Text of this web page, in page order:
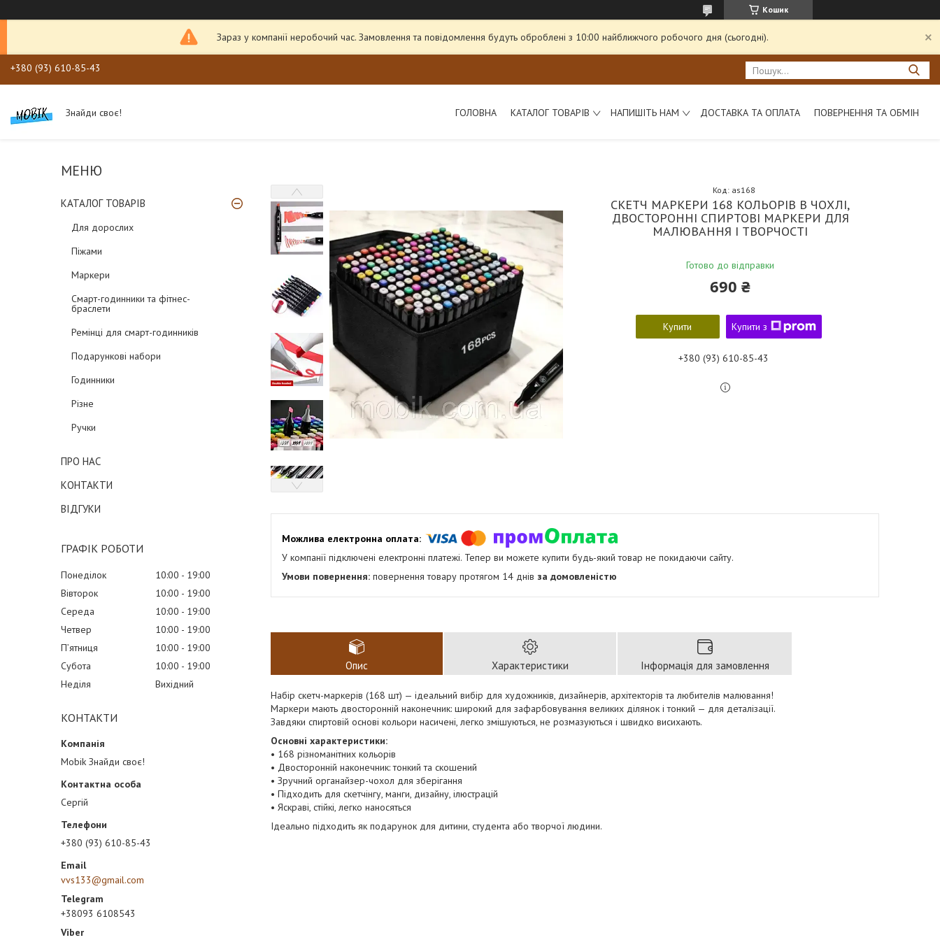
Кошик
Зараз у компанії неробочий час. Замовлення та повідомлення будуть оброблені з 10:00 найближчого робочого дня (сьогодні).
+380 (93) 610-85-43
Знайди своє! ГОЛОВНА КАТАЛОГ ТОВАРІВ НАПИШІТЬ НАМ ДОСТАВКА ТА ОПЛАТА ПОВЕРНЕННЯ ТА ОБМІН
КАТАЛОГ ТОВАРІВ
Для дорослих
Піжами
Маркери
Смарт-годинники та фітнес-
браслети
Ремінці для смарт-годинників
Подарункові набори
Годинники
Різне
Ручки
ПРО НАС
КОНТАКТИ
ВІДГУКИ
ГРАФІК РОБОТИ
Понеділок 10:00
19:00
Вівторок
10:00
19:00
Середа
10:00
19:00
Четвер
10:00
19:00
Пʼятниця
10:00
19:00
Субота
10:00
19:00
Неділя
Вихідний
КОНТАКТИ
Mobik Знайди своє!
Сергій
+380 (93) 610-85-43
vvs133@gmail.com
+38093 6108543
СКЕТЧ МАРКЕРИ 168 КОЛЬОРІВ В ЧОХЛІ,
ДВОСТОРОННІ СПИРТОВІ МАРКЕРИ ДЛЯ
МАЛЮВАННЯ І ТВОРЧОСТІ
Готово до відправки
Код: as168
690 ₴
Купити Купити з
+380 (93) 610-85-43
У компанії підключені електронні платежі. Тепер ви можете купити будь-який товар не покидаючи сайту.
повернення товару протягом 14 днів за домовленістю
Опис Характеристики Інформація для замовлення
Набір скетч-маркерів (168 шт) — ідеальний вибір для художників, дизайнерів, архітекторів та любителів малювання!
Маркери мають двосторонній наконечник: широкий для зафарбовування великих ділянок і тонкий — для деталізації.
Завдяки спиртовій основі кольори насичені, легко змішуються, не розмазуються і швидко висихають.
Основні характеристики:
• 168 різноманітних кольорів
• Двосторонній наконечник: тонкий та скошений
• Зручний органайзер-чохол для зберігання
• Підходить для скетчінгу, манги, дизайну, ілюстрацій
• Яскраві, стійкі, легко наносяться
Ідеально підходить як подарунок для дитини, студента або творчої людини.